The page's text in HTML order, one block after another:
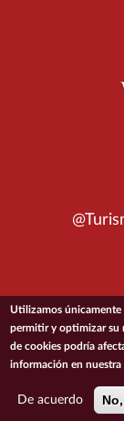
© 2026
ACCESIBILIDAD
Utilizamos únicamente
permitir y optimizar su
de cookies podría
información en nuestra
De acuerdo